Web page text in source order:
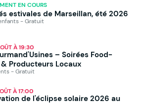
EN COURS
estivales de Marseillan, été 2026
- Gratuit
À 19:30
– Soirées Food-
Producteurs Locaux
- Gratuit
À 17:00
de l'éclipse solaire 2026 au